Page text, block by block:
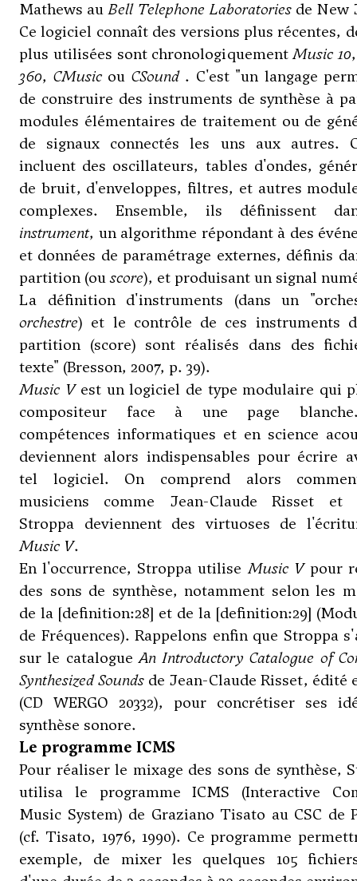
Mathews auBell Telephone Laboratories de New
Ce logiciel connaît des versions plus récentes,
plus utilisées sont chronologiquementMusic 10
360, CMusicou CSound. C'est "un langage
de construire des instruments de synthèse à
modules élémentaires de traitement ou de
de signaux connectés les uns aux autres.
incluent des oscillateurs, tables d'ondes,
de bruit, d'enveloppes, filtres, et autres
complexes. Ensemble, ils définissent
instrument, un algorithme répondant à des
et données de paramétrage externes, définis
partition (ouscore), et produisant un signal
La définition d'instruments (dans un
orchestre) et le contrôle de ces instruments
partition (score) sont réalisés dans des
texte" (Bresson, 2007, p. 39).
Music Vest un logiciel de type modulaire qui
compositeur face à une page
compétences informatiques et en science
deviennent alors indispensables pour écrire
tel logiciel. On comprend alors
musiciens comme Jean-Claude Risset et
Stroppa deviennent des virtuoses de
Music V.
En l'occurrence, Stroppa utiliseMusic Vpour
des sons de synthèse, notamment selon les
de la [definition:28] et de la [definition:29]
de Fréquences). Rappelons enfin que Stroppa
sur le catalogueAn Introductory Catalogue of
Synthesized Sounds de Jean-Claude Risset, édité
(CD WERGO 20332), pour concrétiser ses
synthèse sonore.
Le programme ICMS
Pour réaliser le mixage des sons de synthèse,
utilisa le programme ICMS (Interactive
Music System) de Graziano Tisato au CSC de
(cf. Tisato, 1976, 1990). Ce programme
exemple, de mixer les quelques 105